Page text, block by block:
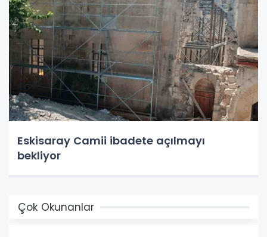
Eskisaray Camii ibadete açılmayı
bekliyor
Çok Okunanlar